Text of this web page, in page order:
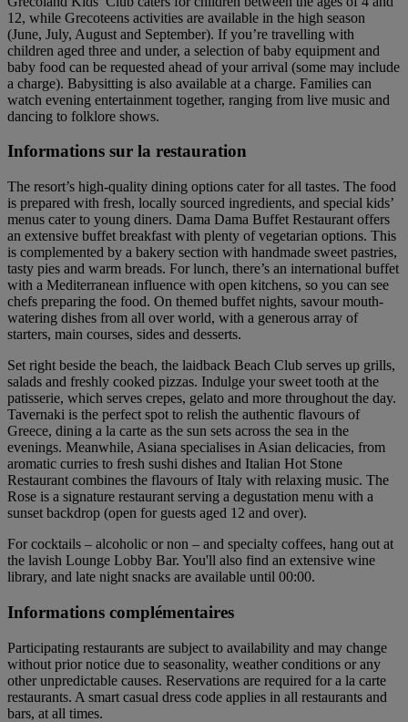
12, while Grecoteens activities are available in the high season
(June, July, August and September). If you’re travelling with
children aged three and under, a selection of baby equipment and
baby food can be requested ahead of your arrival (some may include
a charge). Babysitting is also available at a charge. Families can
watch evening entertainment together, ranging from live music and
dancing to folklore shows.
Informations sur la restauration
The resort’s high-quality dining options cater for all tastes. The food
is prepared with fresh, locally sourced ingredients, and special kids’
menus cater to young diners. Dama Dama Buffet Restaurant offers
an extensive buffet breakfast with plenty of vegetarian options. This
is complemented by a bakery section with handmade sweet pastries,
tasty pies and warm breads. For lunch, there’s an international buffet
with a Mediterranean influence with open kitchens, so you can see
chefs preparing the food. On themed buffet nights, savour mouth-
watering dishes from all over world, with a generous array of
starters, main courses, sides and desserts.
Set right beside the beach, the laidback Beach Club serves up grills,
salads and freshly cooked pizzas. Indulge your sweet tooth at the
patisserie, which serves crepes, gelato and more throughout the day.
Tavernaki is the perfect spot to relish the authentic flavours of
Greece, dining a la carte as the sun sets across the sea in the
evenings. Meanwhile, Asiana specialises in Asian delicacies, from
aromatic curries to fresh sushi dishes and Italian Hot Stone
Restaurant combines the flavours of Italy with relaxing music. The
Rose is a signature restaurant serving a degustation menu with a
sunset backdrop (open for guests aged 12 and over).
For cocktails – alcoholic or non – and specialty coffees, hang out at
the lavish Lounge Lobby Bar. You'll also find an extensive wine
library, and late night snacks are available until 00:00.
Informations complémentaires
Participating restaurants are subject to availability and may change
without prior notice due to seasonality, weather conditions or any
other unpredictable causes. Reservations are required for a la carte
restaurants. A smart casual dress code applies in all restaurants and
bars, at all times.